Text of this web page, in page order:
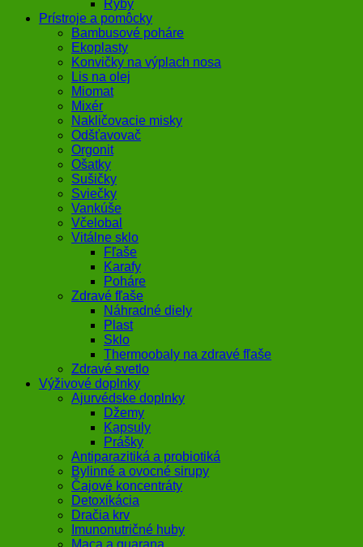
Ryby
Prístroje a pomôcky
Bambusové poháre
Ekoplasty
Konvičky na výplach nosa
Lis na olej
Miomat
Mixér
Nakličovacie misky
Odšťavovač
Orgonit
Ošatky
Sušičky
Sviečky
Vankúše
Včelobal
Vitálne sklo
Fľaše
Karafy
Poháre
Zdravé fľaše
Náhradné diely
Plast
Sklo
Thermoobaly na zdravé fľaše
Zdravé svetlo
Výživové doplnky
Ajurvédske doplnky
Džemy
Kapsuly
Prášky
Antiparazitiká a probiotiká
Bylinné a ovocné sirupy
Čajové koncentráty
Detoxikácia
Dračia krv
Imunonutričné huby
Maca a guarana